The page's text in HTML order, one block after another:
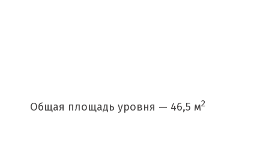
Общая площадь уровня — 46,5 м2